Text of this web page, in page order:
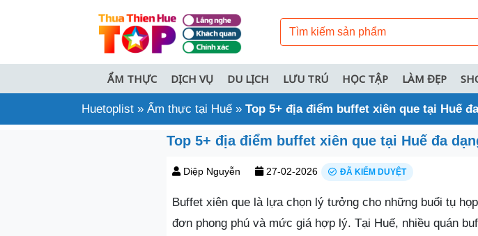
ẨM THỰC DỊCH VỤ DU LỊCH LƯU TRÚ HỌC TẬP LÀM ĐẸP
Huetoplist » Ẩm thực tại Huế » Top 5+ địa điểm buffet xiên que tại Huế
Top 5+ địa điểm buffet xiên que tại Huế đa
Diệp Nguyễn 27-02-2026 ĐÃ KIỂM DUYỆT
Buffet xiên que là lựa chọn lý tưởng cho những buổi tụ
đơn phong phú và mức giá hợp lý. Tại Huế, nhiều quán